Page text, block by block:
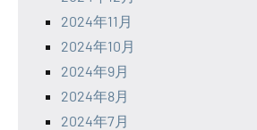
2024年11月
2024年10月
2024年9月
2024年8月
2024年7月